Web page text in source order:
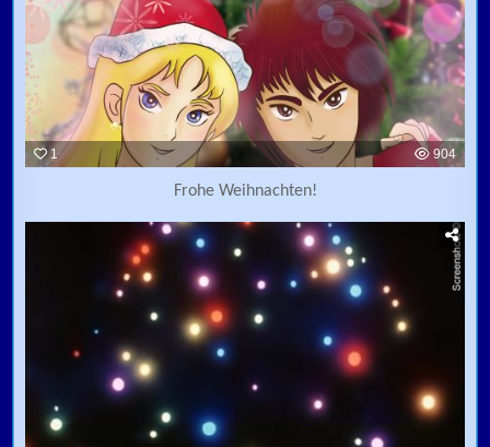
1 904
Frohe Weihnachten!